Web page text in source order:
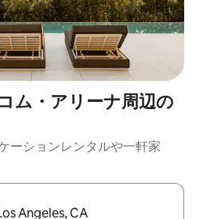
ム・アリーナ⁠周⁠辺⁠の
ー⁠シ⁠ョ⁠ンレ⁠ン⁠タ⁠ルや一⁠軒⁠家
上下の矢印キーを使って移動するか